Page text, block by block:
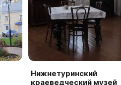
Нижнетуринский
краеведческий музей